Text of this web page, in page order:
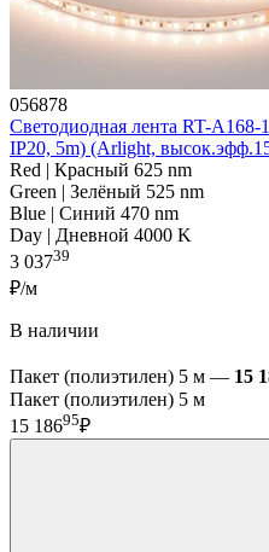
056878
Светодиодная лента RT-
IP20, 5m) (Arlight,
Red | Красный 625 nm
Green | Зелёный 525 nm
Blue | Синий 470 nm
Day | Дневной 4000 K
3 03739
₽/м
В наличии
Пакет (полиэтилен) 5 м — 15
Пакет (полиэтилен) 5 м
15 18695₽